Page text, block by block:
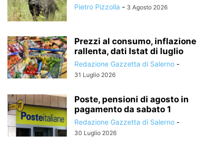
Pietro Pizzolla - 3 Agosto 2026
Prezzi al consumo, inflazione
rallenta, dati Istat di luglio
Redazione Gazzetta di Salerno -
31 Luglio 2026
Poste, pensioni di agosto in
pagamento da sabato 1
Redazione Gazzetta di Salerno -
30 Luglio 2026